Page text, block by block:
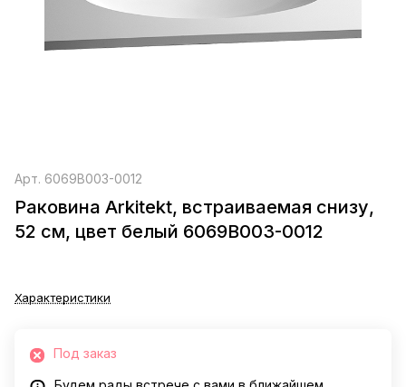
Арт. 6069B003-0012
Раковина Arkitekt, встраиваемая снизу,
52 см, цвет белый 6069B003-0012
Характеристики
Под заказ